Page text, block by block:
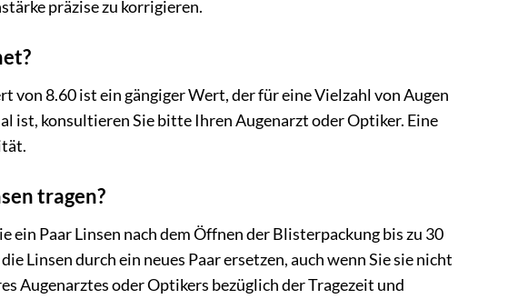
präzise zu korrigieren.
von 8.60 ist ein gängiger Wert, der für eine Vielzahl von Augen
ist, konsultieren Sie bitte Ihren Augenarzt oder Optiker. Eine
tragen?
Paar Linsen nach dem Öffnen der Blisterpackung bis zu 30
Linsen durch ein neues Paar ersetzen, auch wenn Sie sie nicht
Augenarztes oder Optikers bezüglich der Tragezeit und